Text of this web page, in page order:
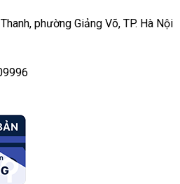
phường Giảng Võ, TP. Hà Nội